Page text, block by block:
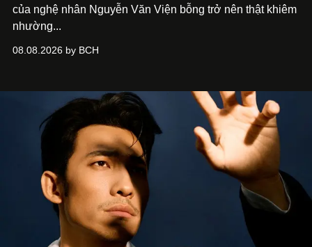
của nghệ nhân Nguyễn Văn Viện bỗng trở nên thật khiêm
nhường...
08.08.2026 by BCH